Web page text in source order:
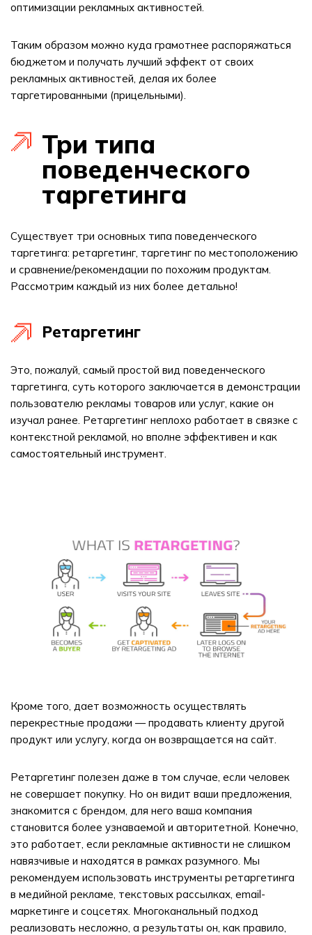
оптимизации рекламных активностей.
Таким образом можно куда грамотнее распоряжаться
бюджетом и получать лучший эффект от своих
рекламных активностей, делая их более
таргетированными (прицельными).
Три типа
поведенческого
таргетинга
Существует три основных типа поведенческого
таргетинга: ретаргетинг, таргетинг по местоположению
и сравнение/рекомендации по похожим продуктам.
Рассмотрим каждый из них более детально!
Ретаргетинг
Это, пожалуй, самый простой вид поведенческого
таргетинга, суть которого заключается в демонстрации
пользователю рекламы товаров или услуг, какие он
изучал ранее. Ретаргетинг неплохо работает в связке с
контекстной рекламой, но вполне эффективен и как
самостоятельный инструмент.
Кроме того, дает возможность осуществлять
перекрестные продажи — продавать клиенту другой
продукт или услугу, когда он возвращается на сайт.
Ретаргетинг полезен даже в том случае, если человек
не совершает покупку. Но он видит ваши предложения,
знакомится с брендом, для него ваша компания
становится более узнаваемой и авторитетной. Конечно,
это работает, если рекламные активности не слишком
навязчивые и находятся в рамках разумного. Мы
рекомендуем использовать инструменты ретаргетинга
в медийной рекламе, текстовых рассылках, email-
маркетинге и соцсетях. Многоканальный подход
реализовать несложно, а результаты он, как правило,